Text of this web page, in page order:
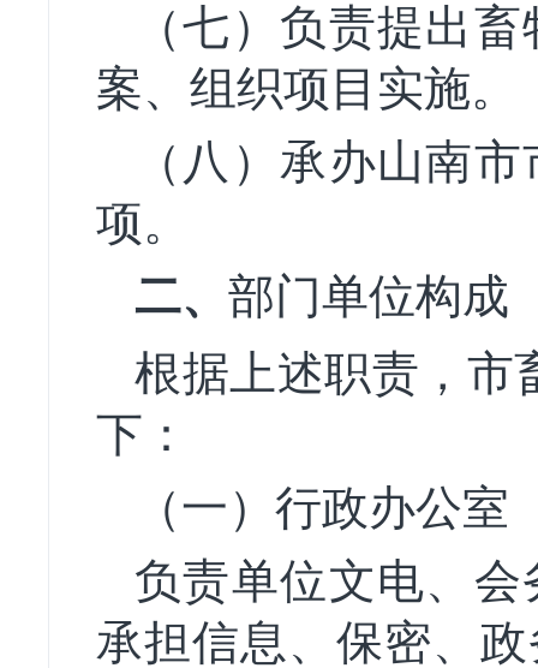
（七）负责提出
案、组织项目实施。
（八）承办山南
项。
二、 部门单位构成
根据上述职责，市
下：
（一）行政办公室
负责单位文电、
承担信息、保密、